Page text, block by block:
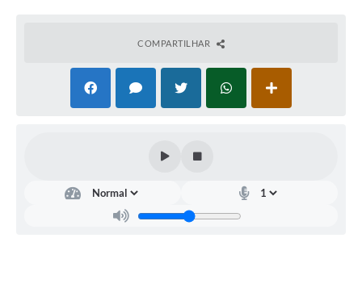
COMPARTILHAR